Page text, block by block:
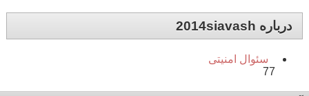
درباره 2014siavash
سئوال امنیتی
77